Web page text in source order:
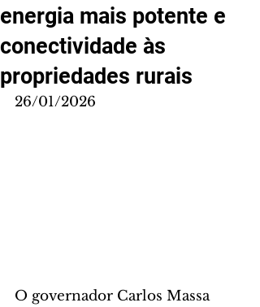
energia mais potente e
conectividade às
propriedades rurais
26/01/2026
O governador Carlos Massa